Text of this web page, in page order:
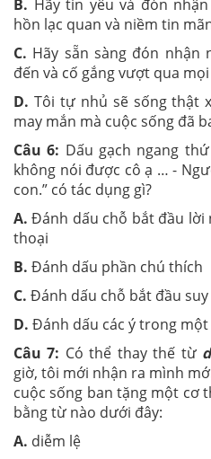
B. Hãy tin yêu và đón
hồn lạc quan và niềm tin
C. Hãy sẵn sàng đón nhận
đến và cố gắng vượt qua
D. Tôi tự nhủ sẽ sống thật
may mắn mà cuộc sống đã
Câu 6: Dấu gạch ngang
không nói được cô ạ … -
con.” có tác dụng gì?
A. Đánh dấu chỗ bắt đầu lời
thoại
B. Đánh dấu phần chú thích
C. Đánh dấu chỗ bắt đầu
D. Đánh dấu các ý trong
Câu 7: Có thể thay thế từ
giờ, tôi mới nhận ra mình
cuộc sống ban tặng một cơ
bằng từ nào dưới đây:
A. diễm lệ